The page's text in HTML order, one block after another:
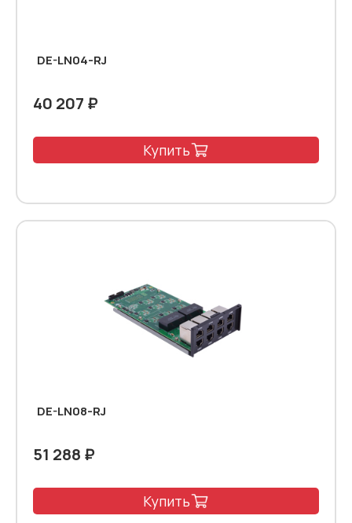
DE-LN04-RJ
40 207 ₽
Купить
DE-LN08-RJ
51 288 ₽
Купить